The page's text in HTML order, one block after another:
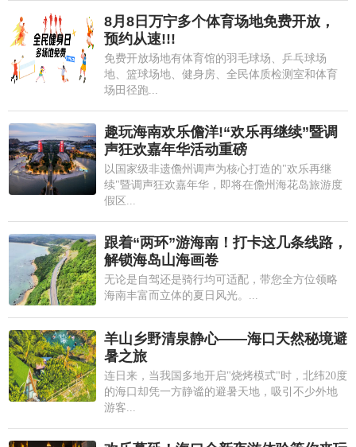
8月8日万宁多个体育场地免费开放，
预约从速!!!
免费开放场地有体育馆的羽毛球场、乒乓球场
地、篮球场地、健身房、全民体质检测室和体育
场田径跑...
趣玩海南欢乐儋洋!“欢乐再继续”暨调
声狂欢嘉年华活动重磅
以国家级非遗儋州调声为核心打造的"欢乐再继
续"暨调声狂欢嘉年华，即将在儋州海花岛旅游度
假区...
跟着“两环”游海南！打卡这几条线路，
解锁海岛山海画卷
无论是自驾还是骑行均可适配，带您全方位领略
海南丰富而立体的夏日风光。...
羊山乡野清泉静心——海口天然秘境避
暑之旅
连日来，当我国多地开启"烧烤模式"时，北纬20度
的海口却凭一方静谧的避暑天地，吸引不少外地
游客...